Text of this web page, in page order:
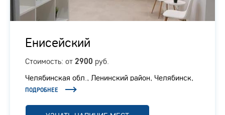
Енисейский
Стоимость: от 2900 руб.
Челябинская обл., ​Ленинский район, Челябинск,
Енисейская, 6
ПОДРОБНЕЕ